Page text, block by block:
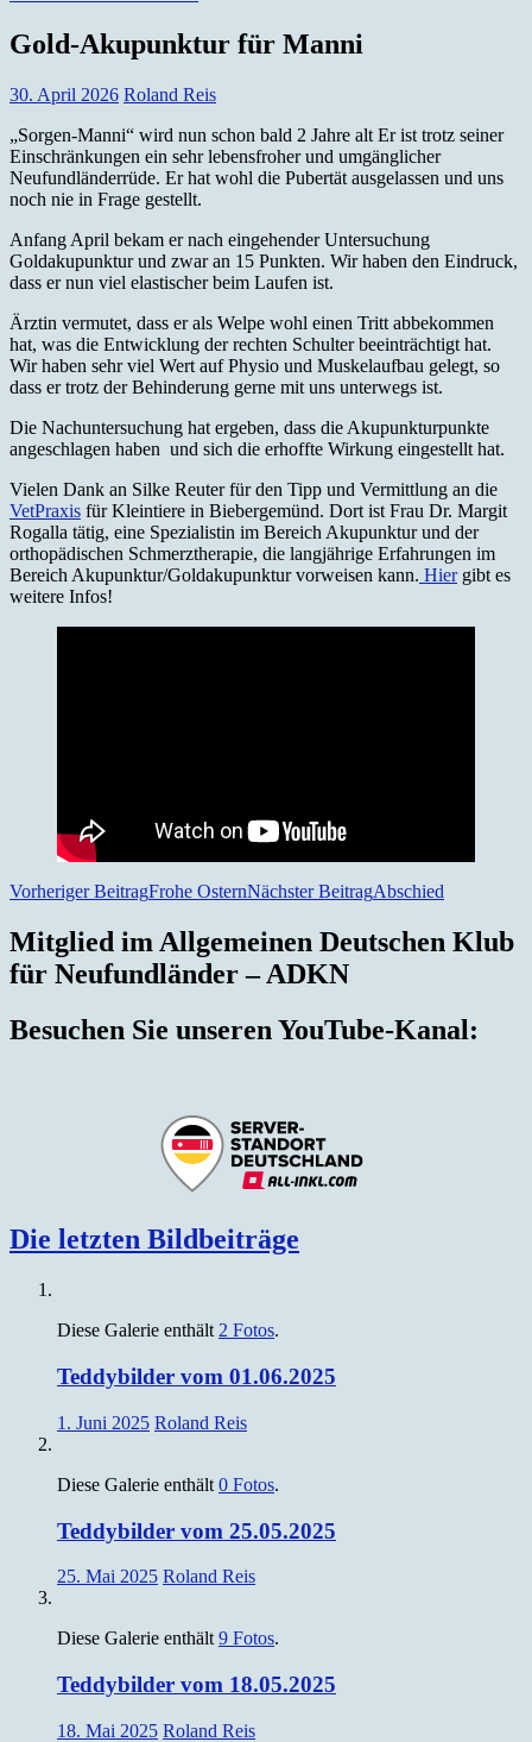
Gold-Akupunktur für Manni
30. April 2026 Roland Reis
„Sorgen-Manni“ wird nun schon bald 2 Jahre alt Er ist trotz seiner
Einschränkungen ein sehr lebensfroher und umgänglicher
Neufundländerrüde. Er hat wohl die Pubertät ausgelassen und uns
noch nie in Frage gestellt.
Anfang April bekam er nach eingehender Untersuchung
Goldakupunktur und zwar an 15 Punkten. Wir haben den Eindruck,
dass er nun viel elastischer beim Laufen ist.
Ärztin vermutet, dass er als Welpe wohl einen Tritt abbekommen
hat, was die Entwicklung der rechten Schulter beeinträchtigt hat.
Wir haben sehr viel Wert auf Physio und Muskelaufbau gelegt, so
dass er trotz der Behinderung gerne mit uns unterwegs ist.
Die Nachuntersuchung hat ergeben, dass die Akupunkturpunkte
angeschlagen haben und sich die erhoffte Wirkung eingestellt hat.
Vielen Dank an Silke Reuter für den Tipp und Vermittlung an die
VetPraxis für Kleintiere in Biebergemünd. Dort ist Frau Dr. Margit
Rogalla tätig, eine Spezialistin im Bereich Akupunktur und der
orthopädischen Schmerztherapie, die langjährige Erfahrungen im
Bereich Akupunktur/Goldakupunktur vorweisen kann. Hiergibt es
weitere Infos!
Beitragsnavigation
Vorheriger BeitragFrohe OsternNächster BeitragAbschied
Mitglied im Allgemeinen Deutschen Klub
für Neufundländer – ADKN
Besuchen Sie unseren YouTube-Kanal:
Die letzten Bildbeiträge
Diese Galerie enthält 2 Fotos.
Teddybilder vom 01.06.2025
1. Juni 2025 Roland Reis
Diese Galerie enthält 0 Fotos.
Teddybilder vom 25.05.2025
25. Mai 2025 Roland Reis
Diese Galerie enthält 9 Fotos.
Teddybilder vom 18.05.2025
18. Mai 2025 Roland Reis